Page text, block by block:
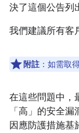
決了這個公告列
我們建議所有客
附註 ：如需取
在這些問題中，
「高」的安全漏
因應防護措施基